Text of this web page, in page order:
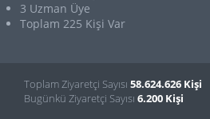
3 Uzman Üye
Toplam 225 Kişi Var
Toplam Ziyaretçi Sayısı 58.624.626 Kişi
Bugünkü Ziyaretçi Sayısı 6.200 Kişi